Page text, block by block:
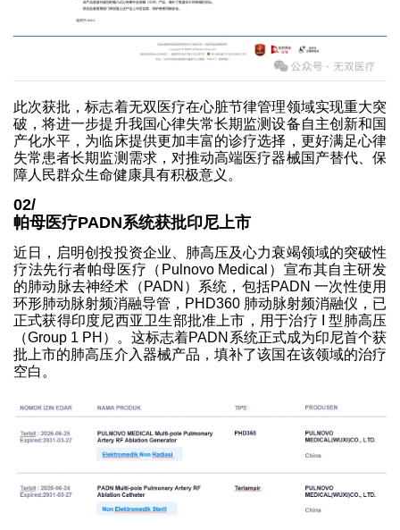
此次获批，标志着无双医疗在心脏节律管理领域实现重大突
破，将进一步提升我国心律失常长期监测设备自主创新和国
产化水平，为临床提供更加丰富的诊疗选择，更好满足心律
失常患者长期监测需求，对推动高端医疗器械国产替代、保
障人民群众生命健康具有积极意义。
02/
帕母医疗PADN系统获批印尼上市
近日，启明创投投资企业、肺高压及心力衰竭领域的突破性
疗法先行者帕母医疗（Pulnovo Medical）宣布其自主研发
的肺动脉去神经术（PADN）系统，包括PADN 一次性使用
环形肺动脉射频消融导管，PHD360 肺动脉射频消融仪，已
正式获得印度尼西亚卫生部批准上市，用于治疗 I 型肺高压
（Group 1 PH）。这标志着PADN系统正式成为印尼首个获
批上市的肺高压介入器械产品，填补了该国在该领域的治疗
空白。